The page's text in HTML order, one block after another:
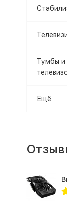
Тумбы и
Ещё